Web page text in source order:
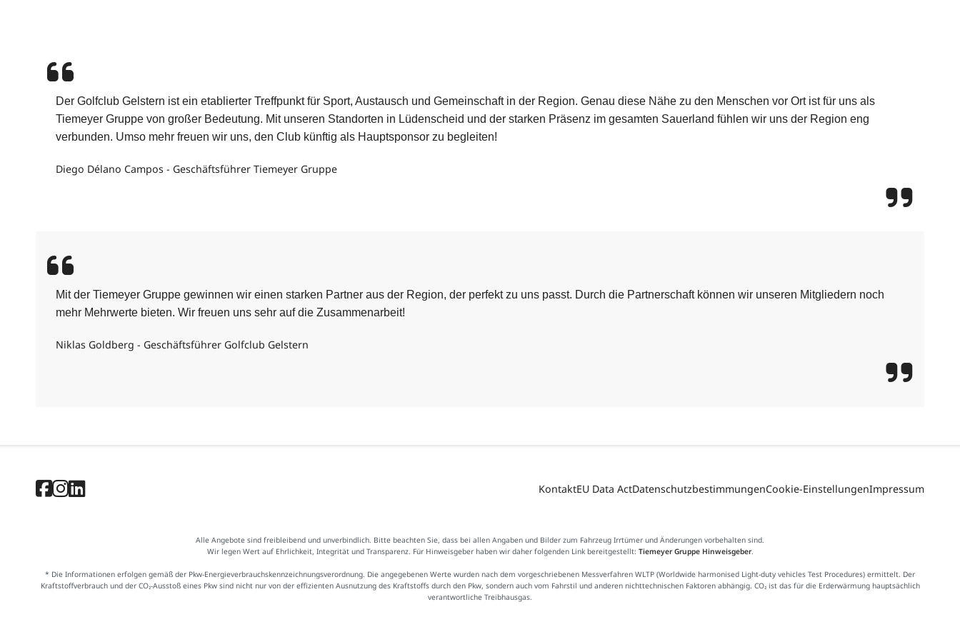
Der Golfclub Gelstern ist ein etablierter Treffpunkt für Sport, Austausch und Gemeinschaft in der Region. Genau diese Nähe zu den Menschen vor Ort ist für uns als
Tiemeyer Gruppe von großer Bedeutung. Mit unseren Standorten in Lüdenscheid und der starken Präsenz im gesamten Sauerland fühlen wir uns der Region eng
verbunden. Umso mehr freuen wir uns, den Club künftig als Hauptsponsor zu begleiten!
Diego Délano Campos - Geschäftsführer Tiemeyer Gruppe
Mit der Tiemeyer Gruppe gewinnen wir einen starken Partner aus der Region, der perfekt zu uns passt. Durch die Partnerschaft können wir unseren Mitgliedern noch
mehr Mehrwerte bieten. Wir freuen uns sehr auf die Zusammenarbeit!
Niklas Goldberg - Geschäftsführer Golfclub Gelstern
KontaktEU Data ActDatenschutzbestimmungenCookie-EinstellungenImpressum
Alle Angebote sind freibleibend und unverbindlich. Bitte beachten Sie, dass bei allen Angaben und Bilder zum Fahrzeug Irrtümer und Änderungen vorbehalten sind.
Wir legen Wert auf Ehrlichkeit, Integrität und Transparenz. Für Hinweisgeber haben wir daher folgenden Link bereitgestellt: Tiemeyer Gruppe Hinweisgeber.
* Die Informationen erfolgen gemäß der Pkw-Energieverbrauchskennzeichnungsverordnung. Die angegebenen Werte wurden nach dem vorgeschriebenen Messverfahren WLTP (Worldwide harmonised Light-duty vehicles Test Procedures) ermittelt. Der
Kraftstoffverbrauch und der CO₂-Ausstoß eines Pkw sind nicht nur von der effizienten Ausnutzung des Kraftstoffs durch den Pkw, sondern auch vom Fahrstil und anderen nichttechnischen Faktoren abhängig. CO₂ ist das für die Erderwärmung hauptsächlich
verantwortliche Treibhausgas.